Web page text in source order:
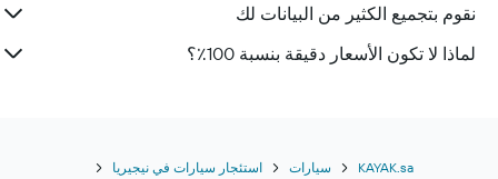
نقوم بتجميع الكثير من البيانات لك
لماذا لا تكون الأسعار دقيقة بنسبة 100٪؟
KAYAK.sa سيارات استئجار سيارات في نيجيريا